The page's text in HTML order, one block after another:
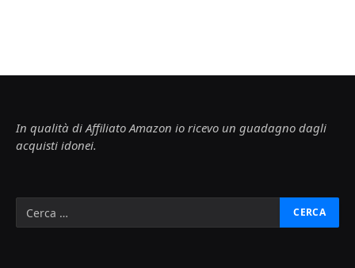
In qualità di Affiliato Amazon io ricevo un guadagno dagli
acquisti idonei.